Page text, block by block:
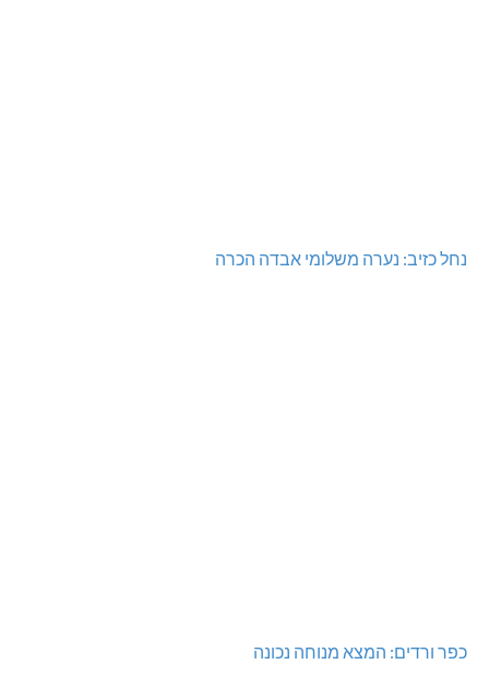
נחל כזיב: נערה משלומי אבדה הכרה
כפר ורדים: המצא מנוחה נכונה